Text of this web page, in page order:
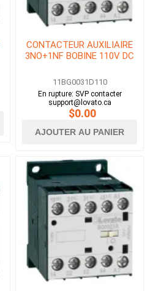
CONTACTEUR AUXILIAIRE
3NO+1NF BOBINE 110V DC
11BG0031D110
En rupture: SVP contacter
support@lovato.ca
$0.00
AJOUTER AU PANIER